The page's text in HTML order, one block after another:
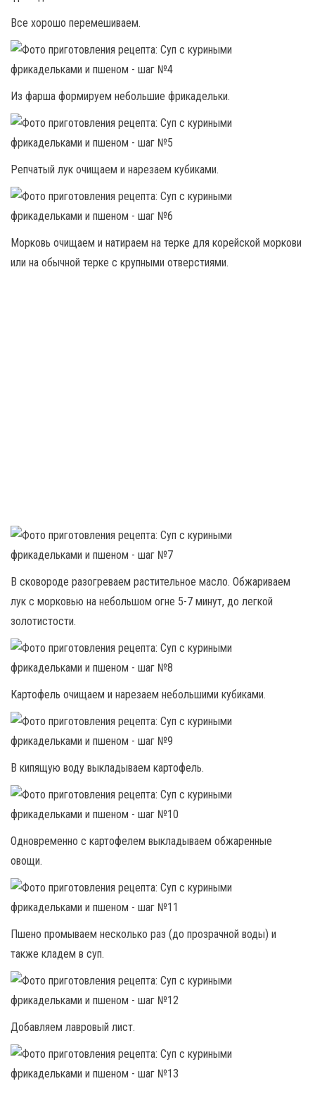
Все хорошо перемешиваем.
Из фарша формируем небольшие фрикадельки.
Репчатый лук очищаем и нарезаем кубиками.
Морковь очищаем и натираем на терке для корейской моркови
или на обычной терке с крупными отверстиями.
В сковороде разогреваем растительное масло. Обжариваем
лук с морковью на небольшом огне 5-7 минут, до легкой
золотистости.
Картофель очищаем и нарезаем небольшими кубиками.
В кипящую воду выкладываем картофель.
Одновременно с картофелем выкладываем обжаренные
овощи.
Пшено промываем несколько раз (до прозрачной воды) и
также кладем в суп.
Добавляем лавровый лист.